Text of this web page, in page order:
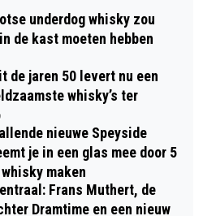
underdog whisky zou
de kast moeten hebben
de jaren 50 levert nu een
whisky’s ter
nieuwe Speyside
je in een glas mee door 5
maken
Frans Muthert, de
Dramtime en een nieuw